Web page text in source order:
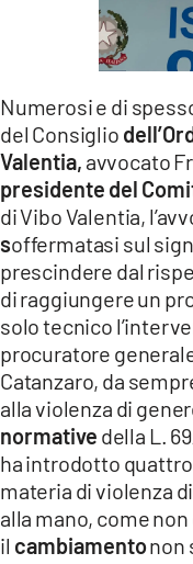
Numerosi e di
del Consiglio
Valentia, avvocato
presidente del
di Vibo Valentia,
soffermatasi sul
prescindere dal
di raggiungere un
solo tecnico
procuratore
Catanzaro, da
alla violenza di
normative della L.
ha introdotto
materia di violenza
alla mano, come
il cambiamentonon